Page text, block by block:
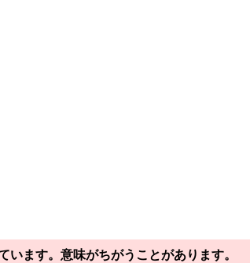
ます。意味がちがうことがあります。